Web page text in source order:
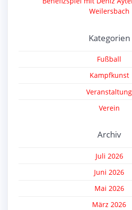
Weilersbach
Kategorien
Fußball
Kampfkunst
Veranstaltung
Verein
Archiv
Juli 2026
Juni 2026
Mai 2026
März 2026